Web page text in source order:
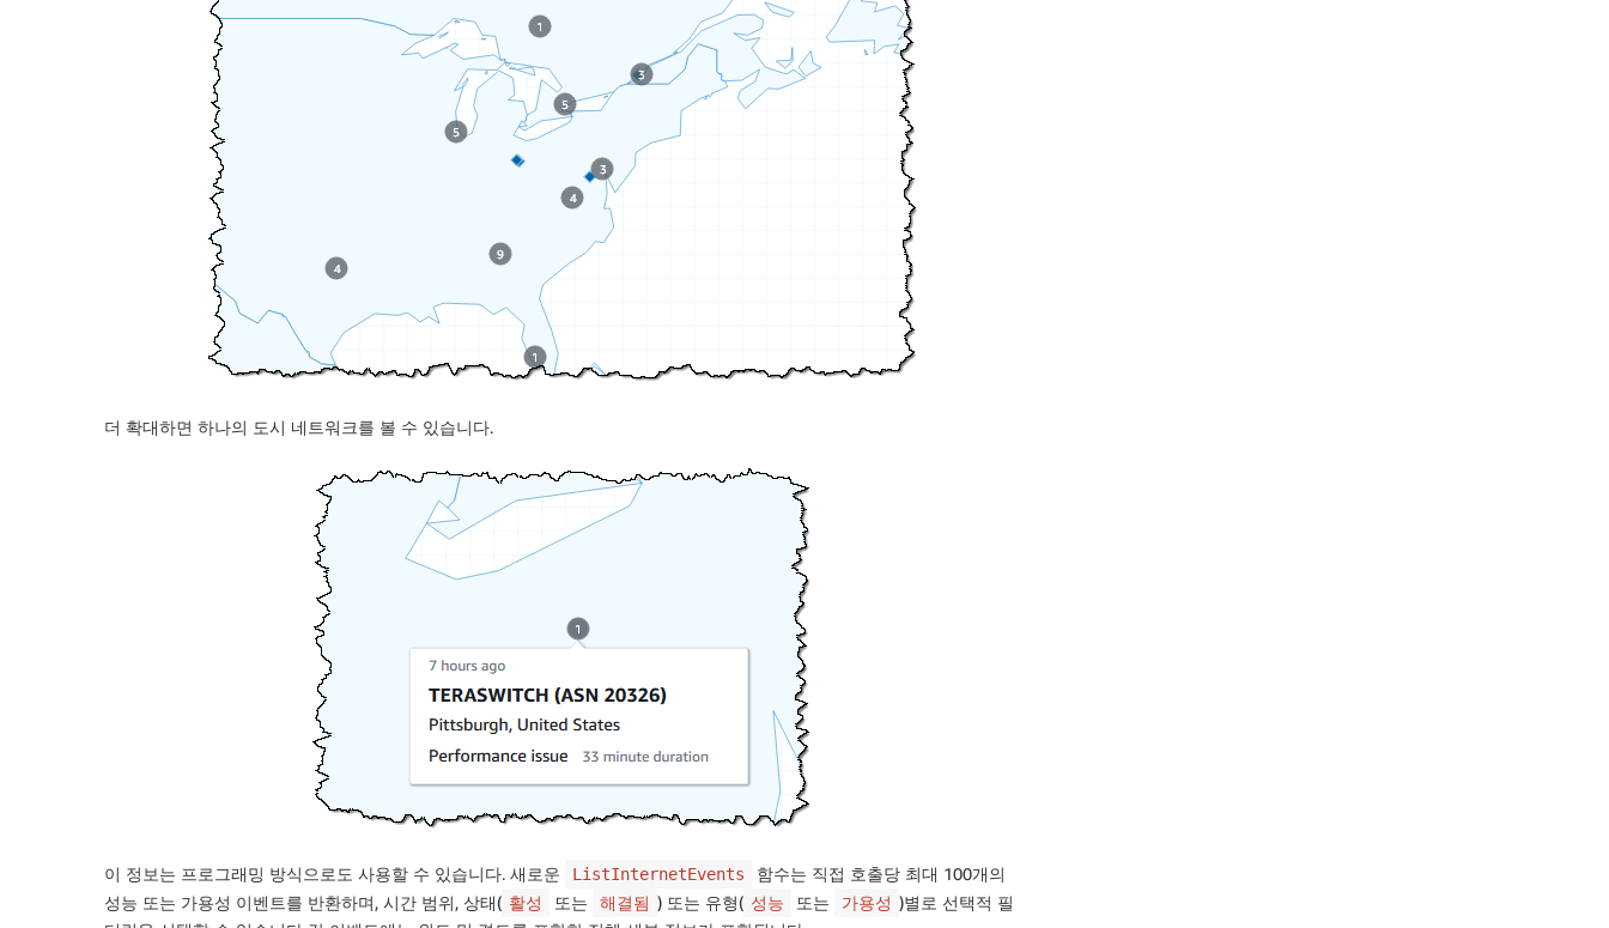
더 확대하면 하나의 도시 네트워크를 볼 수 있습니다.
이 정보는 프로그래밍 방식으로도 사용할 수 있습니다. 새로운 ListInternetEvents
함수는 직접 호출당 최대 100개의
성능 또는 가용성 이벤트를 반환하며, 시간 범위, 상태( 활성 또는 해결됨 ) 또는 유형( 성능 또는 가용성 )별로 선택적 필